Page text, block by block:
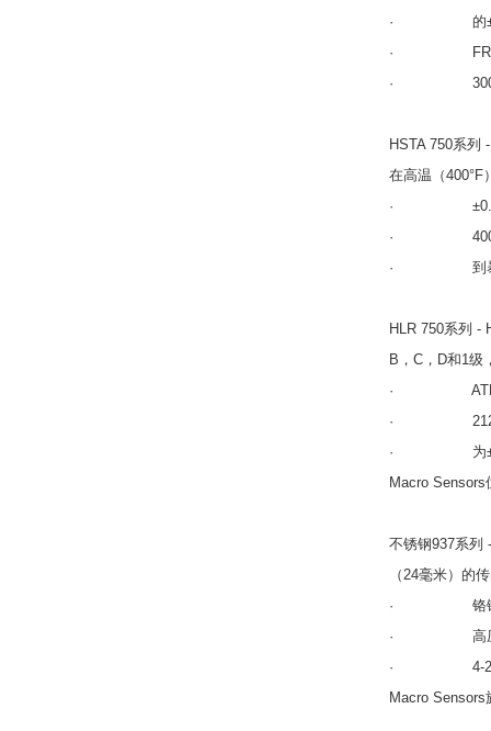
· 的±0.50英
· FRO的非
· 300°F（
HSTA 750系列
在高温（400°F
· ±0.05的范
· 400°F（
· 到暴露于
HLR 750系列 -
B，C，D和1级
· ATEX和
· 212°F（
· 为±1.00英
Macro
不锈钢937系列
（24毫米）的
· 铬镍铁
· 高压应用
· 4-20mA
Macro